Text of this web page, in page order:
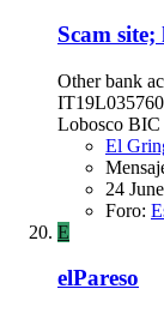
Scam
Other bank
Lobosco
El
24
Foro:
E
elPareso